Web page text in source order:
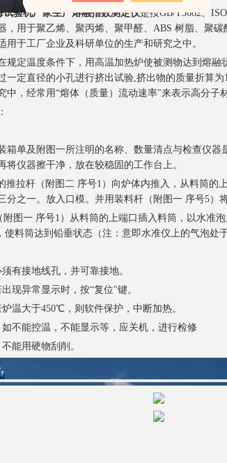
试验机厂家生产熔融指数测定仪是按GB/T3682、
，用于聚乙烯、聚丙烯、聚甲醛、ABS 树脂、聚
用于工厂企业及科研单位的生产和研究之中。
规定温度条件下，用高温加热炉使被测物达到熔
一定直径的小孔进行挤出试验,挤出物的质量折算
中，经常用“熔体（质量）流动速率"来表示高分子
箱单及附图一所注明的名称、数量清点与检查仪器
将仪器擦干净，放在较稳固的工作台上。
推拉杆（附图二 序号1）向炉体内推入，从料筒的
分之一。放入口模。并用装料杆（附图一 序号5）
附图一 序号1）从料筒的上端口插入料筒，以水准
使料筒达到铅垂状态（注：意即水准仪上的气泡处
有接地线孔，并可靠接地。
现异常显示时，按“复位"键。
温大于450℃，则软件保护，中断加热。
不能控温，不能显示等，应关机，进行检修
能用硬物刮削。